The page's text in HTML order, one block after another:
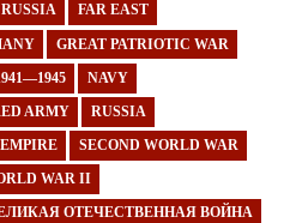
FAR EAST
GREAT PATRIOTIC WAR
NAVY
ARMY RUSSIA
SECOND WORLD WAR
WAR II
ОТЕЧЕСТВЕННАЯ ВОЙНА